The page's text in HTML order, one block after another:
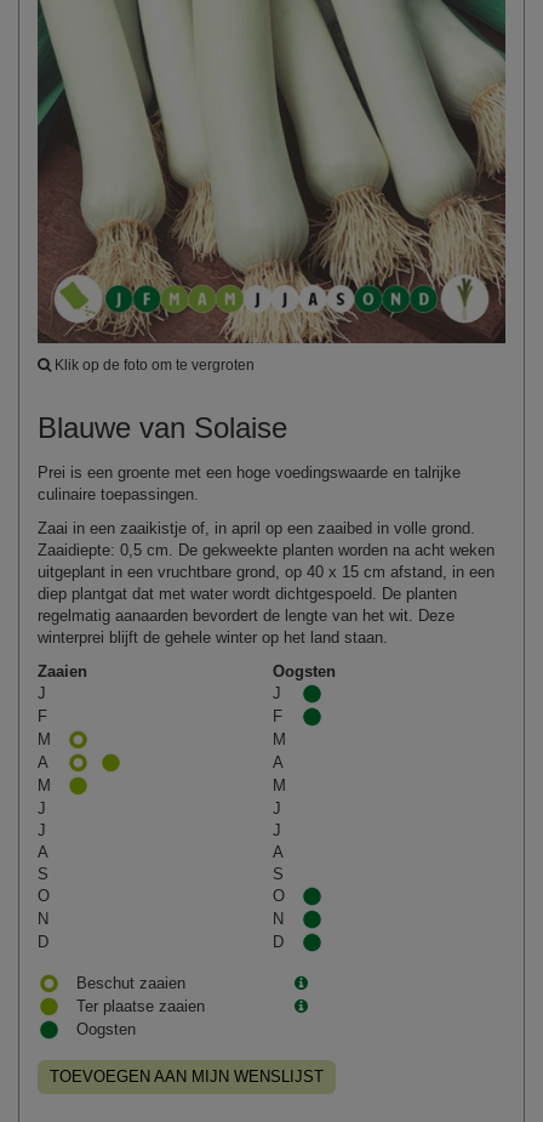
Klik op de foto om te vergroten
Blauwe van Solaise
Prei is een groente met een hoge voedingswaarde en talrijke
culinaire toepassingen.
Zaai in een zaaikistje of, in april op een zaaibed in volle grond.
Zaaidiepte: 0,5 cm. De gekweekte planten worden na acht weken
uitgeplant in een vruchtbare grond, op 40 x 15 cm afstand, in een
diep plantgat dat met water wordt dichtgespoeld. De planten
regelmatig aanaarden bevordert de lengte van het wit. Deze
winterprei blijft de gehele winter op het land staan.
Zaaien
Oogsten
J
J
F
F
M
M
A
A
M
M
J
J
J
J
A
A
S
S
O
O
N
N
D
D
Beschut zaaien
Ter plaatse zaaien
Oogsten
TOEVOEGEN AAN MIJN WENSLIJST